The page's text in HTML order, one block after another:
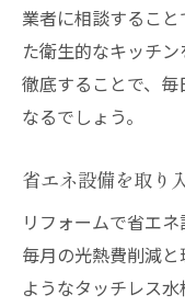
業者に相談するこ
た衛生的なキッチ
徹底することで、
なるでしょう。
省エネ設備を取り
リフォームで省エ
毎月の光熱費削減
ようなタッチレス